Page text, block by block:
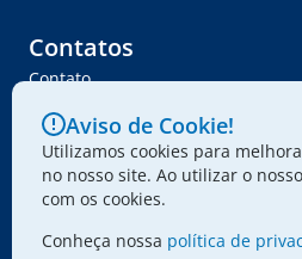
Contatos
Contato
Ser Fornecedor
Envie seu projeto
Aviso de Cookie!
Utilizamos cookies para
no nosso site. Ao utilizar o
com os cookies.
Conheça nossa política de